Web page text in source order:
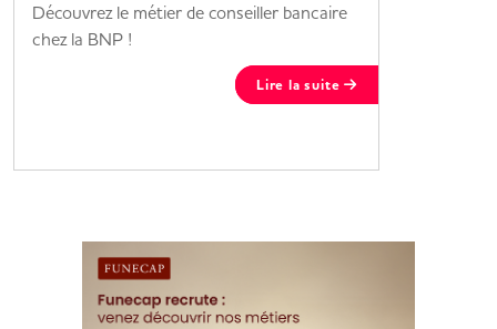
Découvrez le métier de conseiller bancaire
chez la BNP !
Lire la suite